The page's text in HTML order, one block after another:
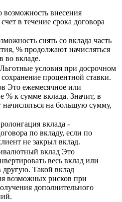
возможность внесения
в течение срока договора
снять со вклада часть
% продолжают начисляться
во вкладе.
Льготные условия при досрочном
процентной ставки.
Это ежемесячное или
% к сумме вклада. Значит, в
на большую сумму,
вклада -
по вкладу, если по
не закрыл вклад.
вклад Это
весь вклад или
Такой вклад
возможных рисков при
дополнительного